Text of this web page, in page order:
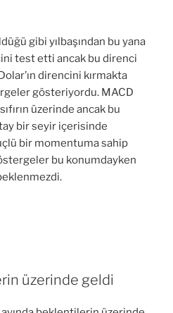
gibi yılbaşından bu yana
test etti ancak bu direnci
direncini kırmakta
gösteriyordu. MACD
üzerinde ancak bu
bir seyir içerisinde
bir momentuma sahip
bu konumdayken
üzerinde geldi